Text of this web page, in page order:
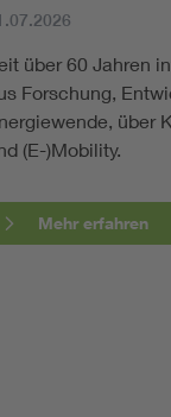
über 60 Jahren
Forschung,
über
(E-)Mobility.
Mehr erfahren